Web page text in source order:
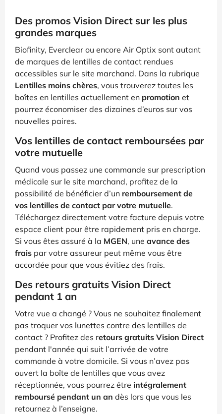
Des promos Vision Direct sur les plus
grandes marques
Biofinity, Everclear ou encore Air Optix sont autant
de marques de lentilles de contact rendues
accessibles sur le site marchand. Dans la rubrique
Lentilles moins chères, vous trouverez toutes les
boîtes en lentilles actuellement en promotion et
pourrez économiser des dizaines d’euros sur vos
nouvelles paires.
Vos lentilles de contact remboursées par
votre mutuelle
Quand vous passez une commande sur prescription
médicale sur le site marchand, profitez de la
possibilité de bénéficier d’un remboursement de
vos lentilles de contact par votre mutuelle.
Téléchargez directement votre facture depuis votre
espace client pour être rapidement pris en charge.
Si vous êtes assuré à la MGEN, une avance des
frais par votre assureur peut même vous être
accordée pour que vous évitiez des frais.
Des retours gratuits Vision Direct
pendant 1 an
Votre vue a changé ? Vous ne souhaitez finalement
pas troquer vos lunettes contre des lentilles de
contact ? Profitez des retours gratuits Vision Direct
pendant l'année qui suit l’arrivée de votre
commande à votre domicile. Si vous n’avez pas
ouvert la boîte de lentilles que vous avez
réceptionnée, vous pourrez être intégralement
remboursé pendant un an dès lors que vous les
retournez à l’enseigne.